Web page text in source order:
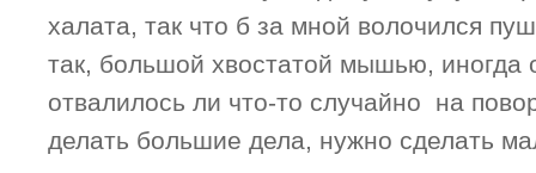
халата, так что б за мной волочился
так, большой хвостатой мышью, иногда
отвалилось ли что-то случайно на
делать большие дела, нужно сделать